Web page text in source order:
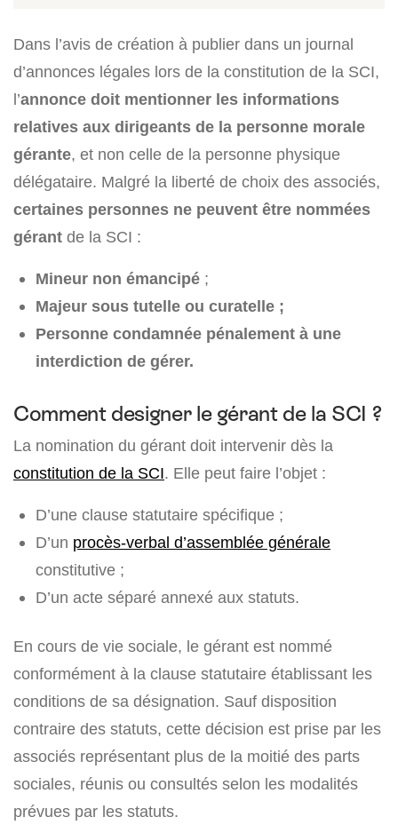
Dans l’avis de création à publier dans un journal
d’annonces légales lors de la constitution de la SCI,
l’annonce doit mentionner les informations
relatives aux dirigeants de la personne morale
gérante, et non celle de la personne physique
délégataire. Malgré la liberté de choix des associés,
certaines personnes ne peuvent être nommées
gérant de la SCI :
Mineur non émancipé ;
Majeur sous tutelle ou curatelle ;
Personne condamnée pénalement à une
interdiction de gérer.
Comment designer le gérant de la SCI ?
La nomination du gérant doit intervenir dès la
constitution de la SCI. Elle peut faire l’objet :
D’une clause statutaire spécifique ;
D’un procès-verbal d’assemblée générale
constitutive ;
D’un acte séparé annexé aux statuts.
En cours de vie sociale, le gérant est nommé
conformément à la clause statutaire établissant les
conditions de sa désignation. Sauf disposition
contraire des statuts, cette décision est prise par les
associés représentant plus de la moitié des parts
sociales, réunis ou consultés selon les modalités
prévues par les statuts.